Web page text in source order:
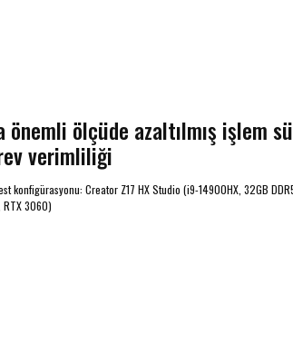
önemli ölçüde azaltılmış işlem
verimliliği
konfigürasyonu: Creator Z17 HX Studio (i9-14900HX, 32GB
RTX 3060)